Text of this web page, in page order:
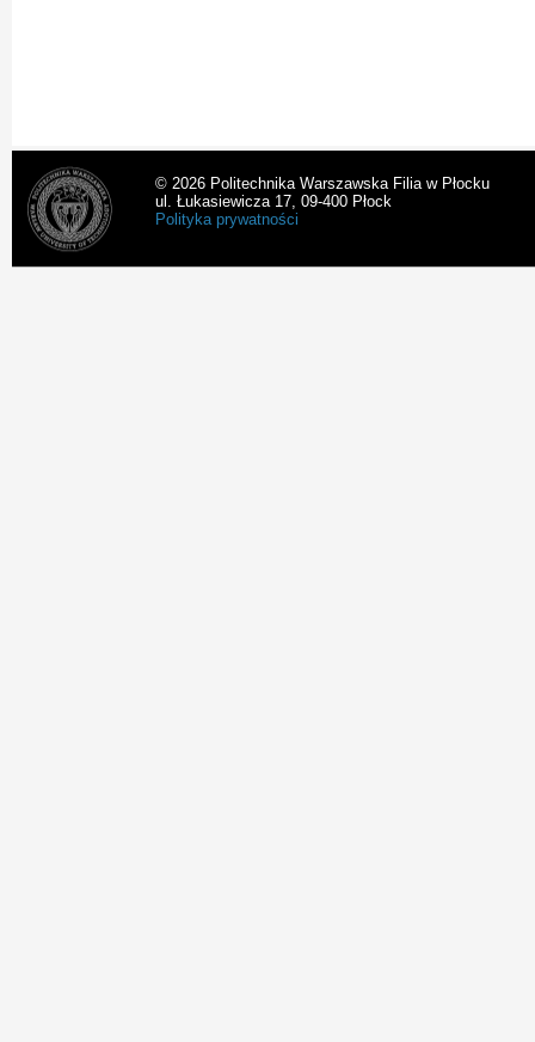
© 2026 Politechnika Warszawska Filia w Płocku
ul. Łukasiewicza 17, 09-400 Płock
Polityka prywatności